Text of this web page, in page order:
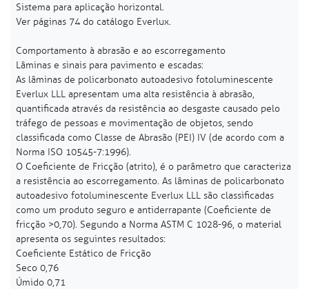
Sistema para aplicação horizontal.
Ver páginas 74 do catálogo Everlux.
Comportamento à abrasão e ao escorregamento
Lâminas e sinais para pavimento e escadas:
As lâminas de policarbonato autoadesivo fotoluminescente
Everlux LLL apresentam uma alta resistência à abrasão,
quantificada através da resistência ao desgaste causado pelo
tráfego de pessoas e movimentação de objetos, sendo
classificada como Classe de Abrasão (PEI) IV (de acordo com a
Norma ISO 10545-7:1996).
O Coeficiente de Fricção (atrito), é o parâmetro que caracteriza
a resistência ao escorregamento. As lâminas de policarbonato
autoadesivo fotoluminescente Everlux LLL são classificadas
como um produto seguro e antiderrapante (Coeficiente de
fricção >0,70). Segundo a Norma ASTM C 1028-96, o material
apresenta os seguintes resultados:
Coeficiente Estático de Fricção
Seco 0,76
Úmido 0,71